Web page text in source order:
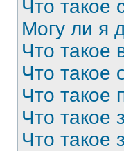
Что такое
Могу ли я
Что такое
Что такое
Что такое
Что такое
Что такое